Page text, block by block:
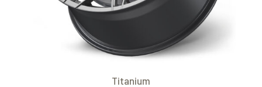
Titanium